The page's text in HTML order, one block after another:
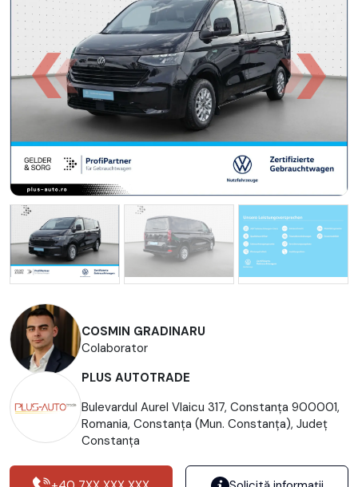
COSMIN GRADINARU
Colaborator
PLUS AUTOTRADE
Bulevardul Aurel Vlaicu 317, Constanța 900001,
Romania, Constanţa (Mun. Constanţa), Județ
Constanţa